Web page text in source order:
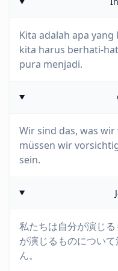
Kita adalah apa
kita harus berhati-
pura menjadi.
Wir sind das, was
müssen wir
sein.
私たちは自分が演じ
が演じるものについ
ん。